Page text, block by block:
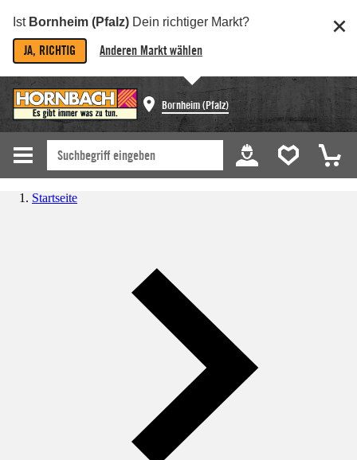
Ist Bornheim (Pfalz) Dein richtiger Markt?
JA, RICHTIG Anderen Markt wählen
Bornheim (Pfalz)
Startseite